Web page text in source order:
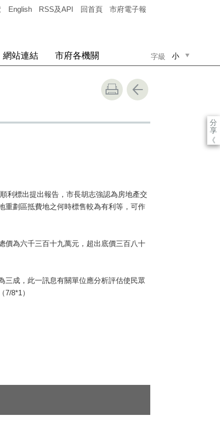
English RSS及API 回首頁 市府電子報
字級 小
網站連結 市府各機關
分
享
《
標出提出報告，市長胡志強認為房地產交
重劃區抵費地之何時標售較為有利等，可作
為六千三百十九萬元，超出底價三百八十
成，此一訊息有關單位應分析評估使民眾
8*1）